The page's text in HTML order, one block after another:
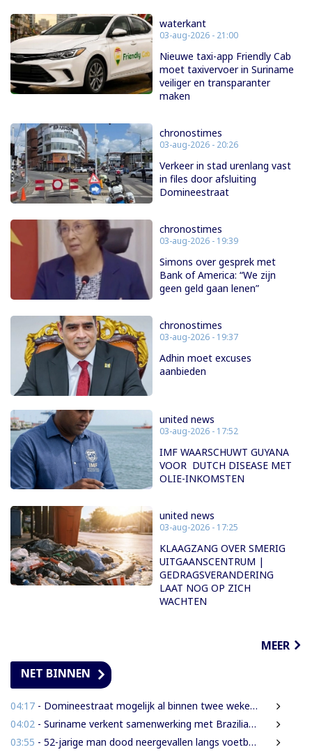
waterkant
03-aug-2026 - 21:00
Nieuwe taxi-app Friendly Cab
moet taxivervoer in Suriname
veiliger en transparanter
maken
chronostimes
03-aug-2026 - 20:26
Verkeer in stad urenlang vast
in files door afsluiting
Domineestraat
chronostimes
03-aug-2026 - 19:39
Simons over gesprek met
Bank of America: “We zijn
geen geld gaan lenen”
chronostimes
03-aug-2026 - 19:37
Adhin moet excuses
aanbieden
united news
03-aug-2026 - 17:52
IMF WAARSCHUWT GUYANA
VOOR DUTCH DISEASE MET
OLIE-INKOMSTEN
united news
03-aug-2026 - 17:25
KLAAGZANG OVER SMERIG
UITGAANSCENTRUM |
GEDRAGSVERANDERING
LAAT NOG OP ZICH
WACHTEN
MEER
NET BINNEN
04:17 - Domineestraat mogelijk al binnen twee weken weer open
04:02 - Suriname verkent samenwerking met Braziliaanse producent van radarsystemen
03:55 - 52-jarige man dood neergevallen langs voetbalveld